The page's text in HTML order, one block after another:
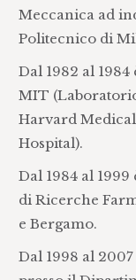
Meccanica ad
Politecnico di
Dal 1982 al
MIT
Harvard
Hospital).
Dal 1984 al
di Ricerche
e Bergamo.
Dal 1998 al